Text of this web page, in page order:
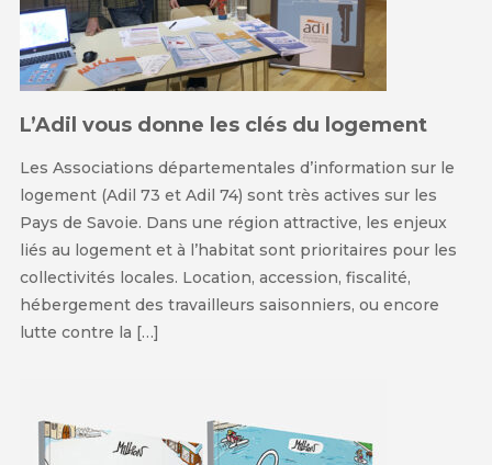
L’Adil vous donne les clés du logement
Les Associations départementales d’information sur le
logement (Adil 73 et Adil 74) sont très actives sur les
Pays de Savoie. Dans une région attractive, les enjeux
liés au logement et à l’habitat sont prioritaires pour les
collectivités locales. Location, accession, fiscalité,
hébergement des travailleurs saisonniers, ou encore
lutte contre la […]